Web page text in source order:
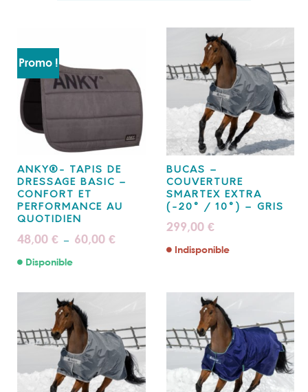
Promo !
ANKY®- TAPIS DE
DRESSAGE BASIC –
CONFORT ET
PERFORMANCE AU
QUOTIDIEN
48,00 € – 60,00 €Plage
de
Disponible
BUCAS –
COUVERTURE
SMARTEX EXTRA
(-20° / 10°) – GRIS
299,00 €
Indisponible